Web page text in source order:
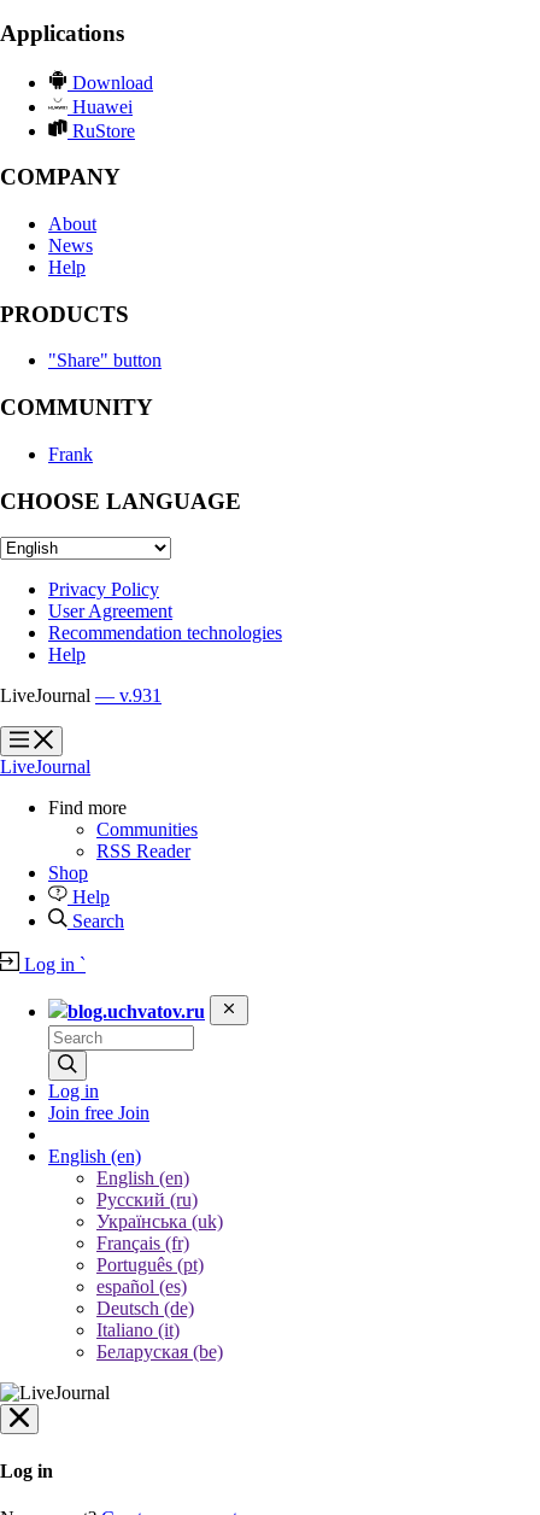
Applications
Download
Huawei
RuStore
COMPANY
About
News
Help
PRODUCTS
"Share" button
COMMUNITY
Frank
CHOOSE LANGUAGE
Privacy Policy
User Agreement
Recommendation technologies
Help
LiveJournal — v.931
?
?
LiveJournal
Find more
Communities
RSS Reader
Shop
Help
Search
Log in `
blog.uchvatov.ru
Log in
Join free Join
English (en)
English (en)
Русский (ru)
Українська (uk)
Français (fr)
Português (pt)
español (es)
Deutsch (de)
Italiano (it)
Беларуская (be)
Log in